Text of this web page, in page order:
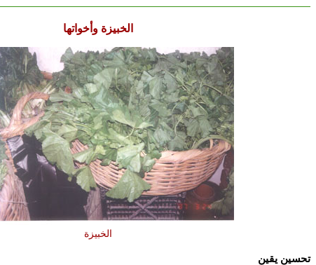
الخبيزة وأخواتها
الخبيزة
تحسين يقين